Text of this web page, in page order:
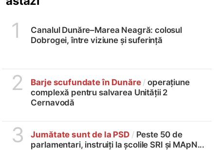
1
Canalul Dunăre–Marea Neagră: colosul
Dobrogei, între viziune și suferință
2 Barje scufundate în Dunăre / operațiune
complexă pentru salvarea Unității 2
Cernavodă
3 Jumătate sunt de la PSD / Peste 50 de
parlamentari, instruiți la școlile SRI și MApN...